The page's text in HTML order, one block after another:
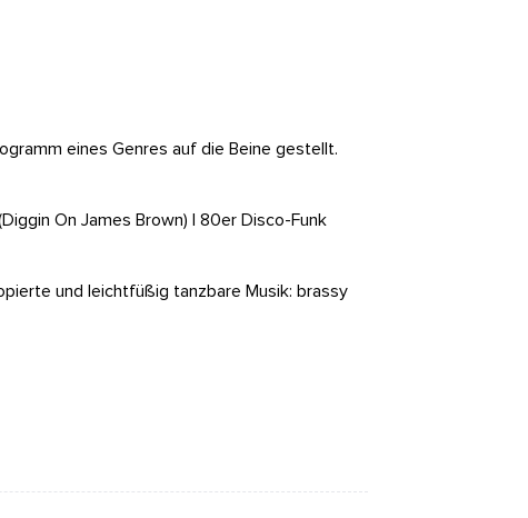
eines Genres auf die Beine gestellt.
On James Brown) | 80er Disco-Funk
und leichtfüßig tanzbare Musik: brassy